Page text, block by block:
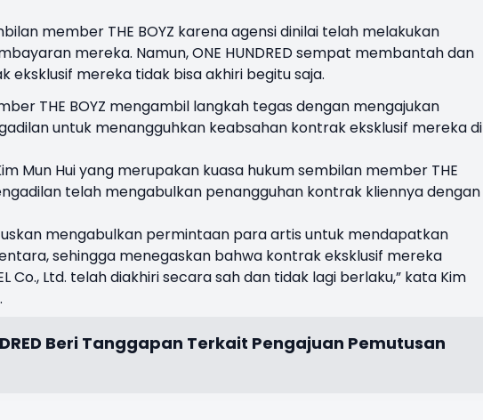
member THE BOYZ karena agensi dinilai telah melakukan
mereka. Namun, ONE HUNDRED sempat membantah dan
eksklusif mereka tidak bisa akhiri begitu saja.
THE BOYZ mengambil langkah tegas dengan mengajukan
untuk menangguhkan keabsahan kontrak eksklusif mereka di
Mun Hui yang merupakan kuasa hukum sembilan member THE
telah mengabulkan penangguhan kontrak kliennya dengan
mengabulkan permintaan para artis untuk mendapatkan
sehingga menegaskan bahwa kontrak eksklusif mereka
Co., Ltd. telah diakhiri secara sah dan tidak lagi berlaku,” kata Kim
Beri Tanggapan Terkait Pengajuan Pemutusan